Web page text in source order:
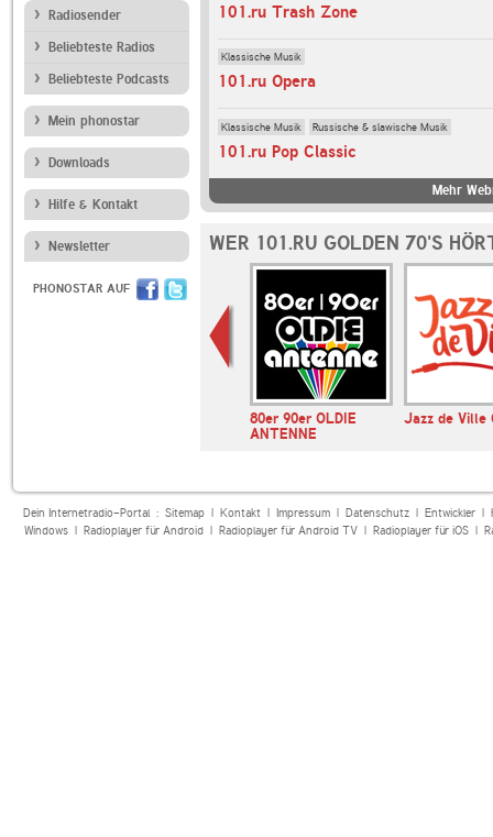
Radiosender
Beliebteste Radios
Beliebteste Podcasts
Mein phonostar
Downloads
Hilfe & Kontakt
Newsletter
PHONOSTAR AUF
101.ru Trash Zone
Klassische Musik
101.ru Opera
Klassische Musik Russische & slawische Musik
101.ru Pop Classic
Mehr
WER 101.RU GOLDEN 70'S
80er 90er OLDIE
ANTENNE
Jazz de Ville
Dein Internetradio-Portal : Sitemap| Kontakt| Impressum| Datenschutz| Entwickler|
Windows| Radioplayer für Android| Radioplayer für Android TV| Radioplayer für iOS|